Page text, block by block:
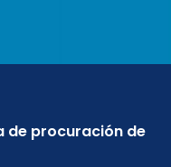
de procuración de